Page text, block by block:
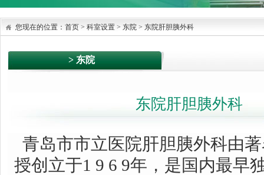
您现在的位置： 首页 > 科室设置 > 东院 > 东院肝胆胰外科
> 东院
东院肝胆胰外科
青岛市市立医院肝胆胰外科由
授创立于1 9 6 9年，是国内最早